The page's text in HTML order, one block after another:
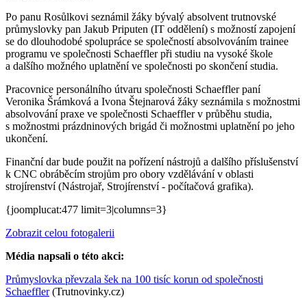
Po panu Rosůlkovi seznámil žáky bývalý absolvent trutnovské
průmyslovky pan Jakub Priputen (IT oddělení) s možností zapojení
se do dlouhodobé spolupráce se společností absolvováním trainee
programu ve společnosti Schaeffler při studiu na vysoké škole
a dalšího možného uplatnění ve společnosti po skončení studia.
Pracovnice personálního útvaru společnosti Schaeffler paní
Veronika Šrámková a Ivona Štejnarová žáky seznámila s možnostmi
absolvování praxe ve společnosti Schaeffler v průběhu studia,
s možnostmi prázdninových brigád či možnostmi uplatnění po jeho
ukončení.
Finanční dar bude použit na pořízení nástrojů a dalšího příslušenství
k CNC obráběcím strojům pro obory vzdělávání v oblasti
strojírenství (Nástrojař, Strojírenství ‑ počítačová grafika).
{joomplucat:477 limit=3|columns=3}
Zobrazit celou fotogalerii
Média napsali o této akci:
Průmyslovka převzala šek na 100 tisíc korun od společnosti
Schaeffler(Trutnovinky.cz)